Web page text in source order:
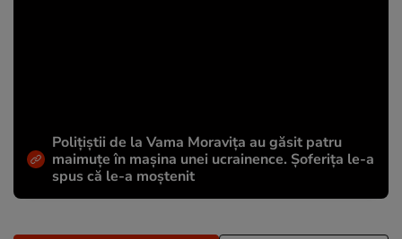
Polițiștii de la Vama Moravița au găsit patru
maimuțe în mașina unei ucrainence. Șoferița le-a
spus că le-a moștenit